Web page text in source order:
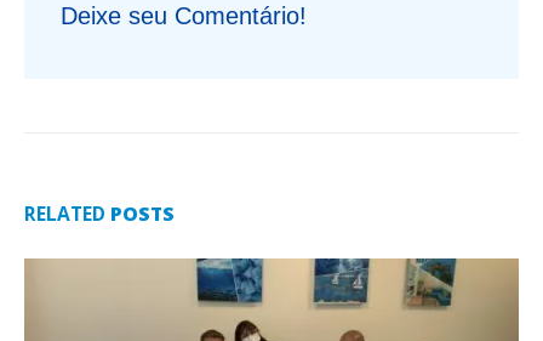
Deixe seu Comentário!
RELATED POSTS